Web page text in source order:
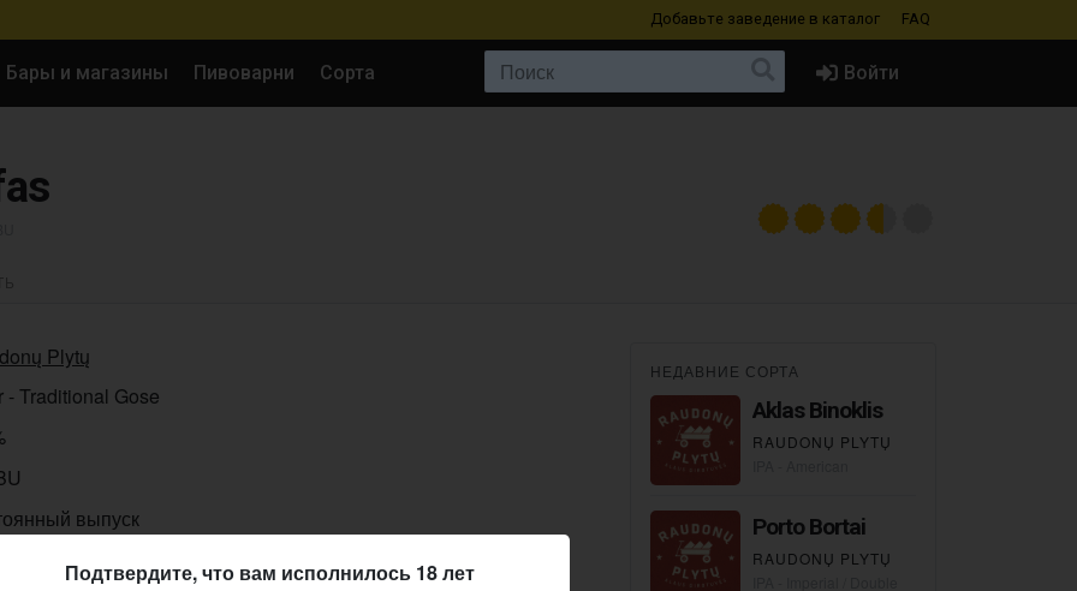
Добавьте заведение в каталог FAQ
Бары и магазины Пивоварни Сорта Войти
Plytų
- Traditional Gose
выпуск
НЕДАВНИЕ СОРТА
Aklas Binoklis
RAUDONŲ PLYTŲ
Porto Bortai
RAUDONŲ PLYTŲ
Подтвердите, что вам исполнилось 18 лет